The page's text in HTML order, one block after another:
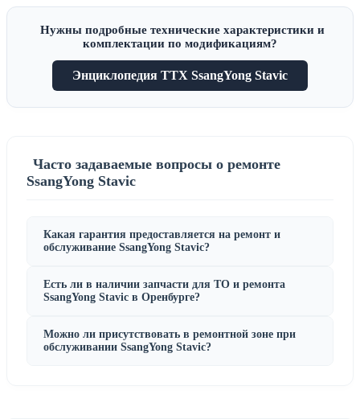
Нужны подробные технические характеристики и
комплектации по модификациям?
Энциклопедия ТТХ SsangYong Stavic
Часто задаваемые вопросы о ремонте
SsangYong Stavic
Какая гарантия предоставляется на ремонт и
обслуживание SsangYong Stavic?
Есть ли в наличии запчасти для ТО и ремонта
SsangYong Stavic в Оренбурге?
Можно ли присутствовать в ремонтной зоне при
обслуживании SsangYong Stavic?